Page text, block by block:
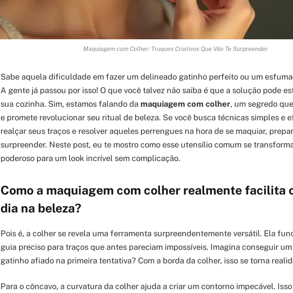
Maquiagem com Colher: Truques Criativos Que Vão Te Surpreender
Sabe aquela dificuldade em fazer um delineado gatinho perfeito ou um
A gente já passou por isso! O que você talvez não saiba é que a solução pode
sua cozinha. Sim, estamos falando da maquiagem com colher, um segredo
e promete revolucionar seu ritual de beleza. Se você busca técnicas simples e
realçar seus traços e resolver aqueles perrengues na hora de se maquiar,
surpreender. Neste post, eu te mostro como esse utensílio comum se
poderoso para um look incrível sem complicação.
Como a maquiagem com colher realmente facilita
dia na beleza?
Pois é, a colher se revela uma ferramenta surpreendentemente versátil. Ela
guia preciso para traços que antes pareciam impossíveis. Imagina conseguir
gatinho afiado na primeira tentativa? Com a borda da colher, isso se torna
Para o côncavo, a curvatura da colher ajuda a criar um contorno impecável.